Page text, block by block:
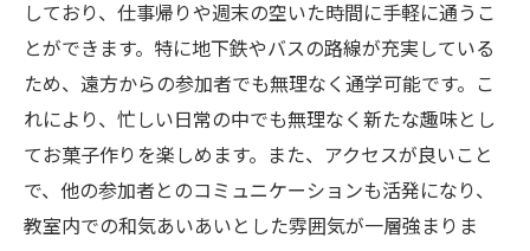
しており、仕事帰りや週末の空いた時間に手軽に通うこ
とができます。特に地下鉄やバスの路線が充実している
ため、遠方からの参加者でも無理なく通学可能です。こ
れにより、忙しい日常の中でも無理なく新たな趣味とし
てお菓子作りを楽しめます。また、アクセスが良いこと
で、他の参加者とのコミュニケーションも活発になり、
教室内での和気あいあいとした雰囲気が一層強まりま